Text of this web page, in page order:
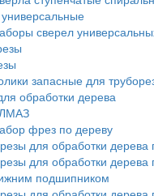
сверел
запасные для
обработки дерева
фрез по дереву
для обработки дерева
для обработки дерева
подшипником